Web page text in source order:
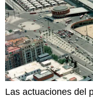
Las actuaciones del